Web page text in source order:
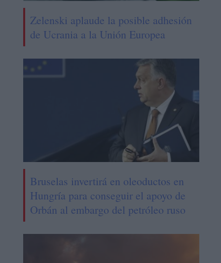
Zelenski aplaude la posible adhesión
de Ucrania a la Unión Europea
Bruselas invertirá en oleoductos en
Hungría para conseguir el apoyo de
Orbán al embargo del petróleo ruso